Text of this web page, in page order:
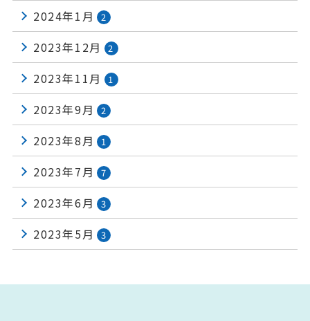
2024年1月 2
2023年12月 2
2023年11月 1
2023年9月 2
2023年8月 1
2023年7月 7
2023年6月 3
2023年5月 3